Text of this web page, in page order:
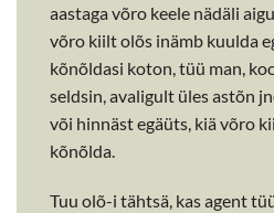
aastaga võro keele nädäli
võro kiilt olõs inämb kuulda
kõnõldasi koton, tüü man,
seldsin, avaligult üles astõn
või hinnäst egäüts, kiä võro
kõnõlda.
Tuu olõ-i tähtsä, kas agent